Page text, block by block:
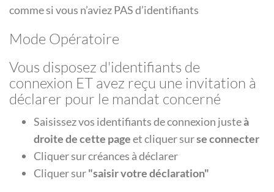
comme si vous n’aviez PAS d’identifiants
Mode Opératoire
Vous disposez d'identifiants de
connexion ET avez reçu une invitation à
déclarer pour le mandat concerné
Saisissez vos identifiants de connexion justeà
droite de cette pageet cliquer surse connecter
Cliquer sur créances à déclarer
Cliquer sur"saisir votre déclaration"